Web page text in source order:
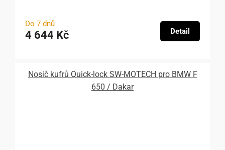
Do 7 dnů
4 644 Kč Detail
Nosič kufrů Quick-lock SW-MOTECH pro BMW F
650 / Dakar